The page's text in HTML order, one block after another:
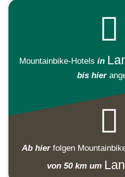
Mountainbike-Hotels in
bis hier
Ab hier folgen
von 50 km um